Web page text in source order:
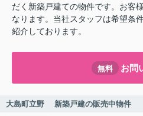
だく新築戸建ての物件です。お客
なります。当社スタッフは希望条
紹介しております。
無料 お問
大島町立野 新築戸建の販売中物件